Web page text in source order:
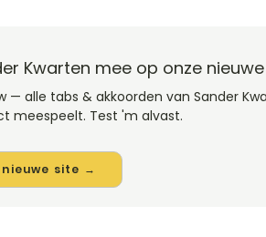
Kwarten mee op onze
— alle tabs & akkoorden van Sander
meespeelt. Test 'm alvast.
site →